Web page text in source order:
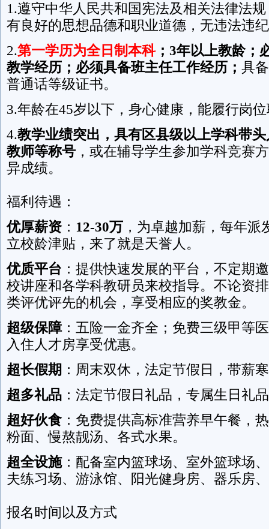
1.遵守中华人民共和国宪法及相关法律法
有良好的思想品德和职业道德，无违法违
2.第一学历为全日制本科； 3年以上教龄；
教学经历；必须具备班主任工作经历； 具
普通话等级证书。
3.年龄在45岁以下，身心健康，能履行岗
4.教学业绩突出，具有区县级以上学科带
教师等称号 ，或在辅导学生参加学科竞赛
异成绩。
福利待遇：
优厚薪资 ： 12-30万 ，为卓越加薪，每年
立校龄津贴，来了就是天誉人。
优质平台 ：提供快速发展的平台，不定期
校讲座和各学科教研员来校指导。不论资
类评优评先的机会，享受相应的奖教金。
超级保障：五险一金齐全；免费三级甲等
入住人才房享受优惠。
超长假期 ：周末双休，法定节假日，带薪
超多礼品 ：法定节假日礼品，专属生日礼
超好伙食 ：免费提供高标准营养早午餐，
粉面、慢熬靓汤、各式水果。
超全设施：配备室内篮球场、室外篮球场
夫练习场、游泳馆、阳光健身房、器乐房
报名时间以及方式